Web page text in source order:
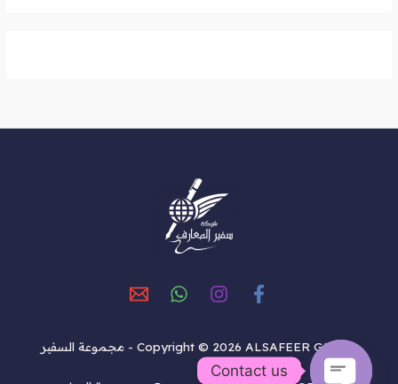
Copyright © 2026 ALSAFEER GROUP - مجموعة السفير
Contact us